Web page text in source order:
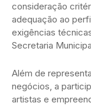
consideração
adequação ao
exigências
Secretaria
Além de
negócios, a
artistas e